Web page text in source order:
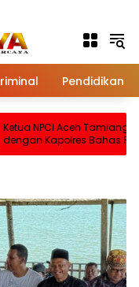
Pendidikan
NPCI Aceh Tamiang
Kapolres Bahas
untuk Ini